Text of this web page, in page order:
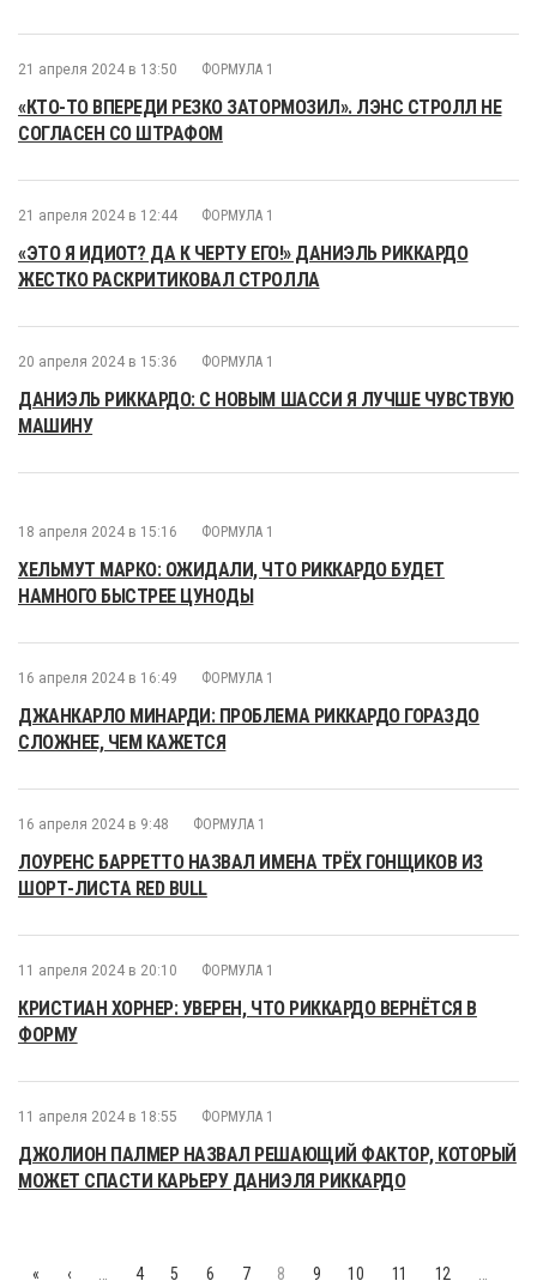
21 апреля 2024 в 13:50 ФОРМУЛА 1
«КТО-ТО ВПЕРЕДИ РЕЗКО ЗАТОРМОЗИЛ». ЛЭНС СТРОЛЛ НЕ
СОГЛАСЕН СО ШТРАФОМ
21 апреля 2024 в 12:44 ФОРМУЛА 1
«ЭТО Я ИДИОТ? ДА К ЧЕРТУ ЕГО!» ДАНИЭЛЬ РИККАРДО
ЖЕСТКО РАСКРИТИКОВАЛ СТРОЛЛА
20 апреля 2024 в 15:36 ФОРМУЛА 1
ДАНИЭЛЬ РИККАРДО: С НОВЫМ ШАССИ Я ЛУЧШЕ ЧУВСТВУЮ
МАШИНУ
18 апреля 2024 в 15:16 ФОРМУЛА 1
ХЕЛЬМУТ МАРКО: ОЖИДАЛИ, ЧТО РИККАРДО БУДЕТ
НАМНОГО БЫСТРЕЕ ЦУНОДЫ
16 апреля 2024 в 16:49 ФОРМУЛА 1
ДЖАНКАРЛО МИНАРДИ: ПРОБЛЕМА РИККАРДО ГОРАЗДО
СЛОЖНЕЕ, ЧЕМ КАЖЕТСЯ
16 апреля 2024 в 9:48 ФОРМУЛА 1
ЛОУРЕНС БАРРЕТТО НАЗВАЛ ИМЕНА ТРЁХ ГОНЩИКОВ ИЗ
ШОРТ-ЛИСТА RED BULL
11 апреля 2024 в 20:10 ФОРМУЛА 1
КРИСТИАН ХОРНЕР: УВЕРЕН, ЧТО РИККАРДО ВЕРНЁТСЯ В
ФОРМУ
11 апреля 2024 в 18:55 ФОРМУЛА 1
ДЖОЛИОН ПАЛМЕР НАЗВАЛ РЕШАЮЩИЙ ФАКТОР, КОТОРЫЙ
МОЖЕТ СПАСТИ КАРЬЕРУ ДАНИЭЛЯ РИККАРДО
« ‹ 4 5 6 7 8 9 10 11 12